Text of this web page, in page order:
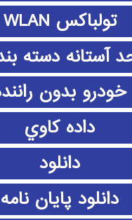
تولباکس WLAN
آستانه دسته
خودرو بدون
داده كاوي
دانلود
دانلود پايان نامه